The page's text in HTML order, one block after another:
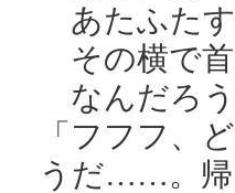
あたふた
その横で首
なんだろう
「フフフ、
うだ……。帰